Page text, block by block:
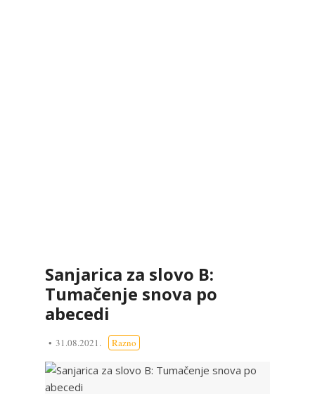
Sanjarica za slovo B:
Tumačenje snova po
abecedi
31.08.2021. Razno